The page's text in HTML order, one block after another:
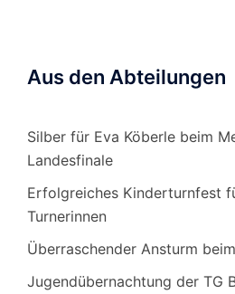
Aus den Abteilungen
Silber für Eva Köberle beim
Landesfinale
Erfolgreiches Kinderturnfest
Turnerinnen
Überraschender Ansturm
Jugendübernachtung der TG